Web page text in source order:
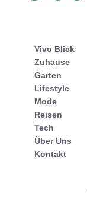
Vivo Blick
Zuhause
Garten
Lifestyle
Mode
Reisen
Tech
Über Uns
Kontakt